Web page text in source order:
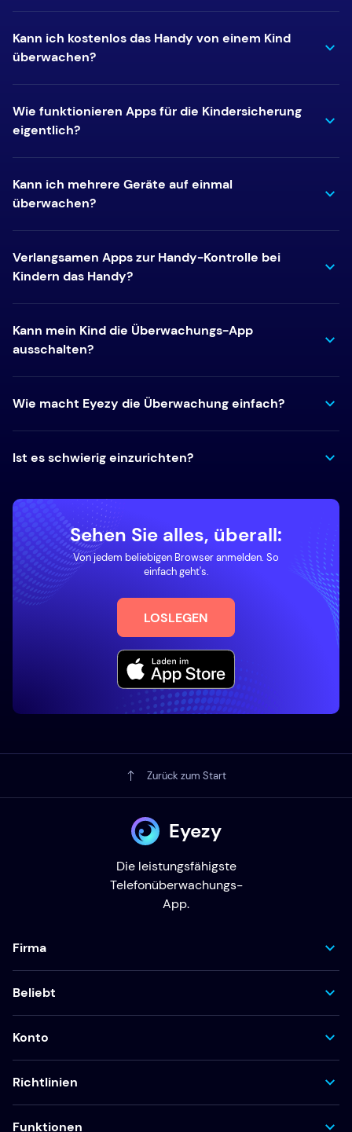
Kann ich kostenlos das Handy von einem Kind
überwachen?
Wie funktionieren Apps für die Kindersicherung
eigentlich?
Kann ich mehrere Geräte auf einmal
überwachen?
Verlangsamen Apps zur Handy-Kontrolle bei
Kindern das Handy?
Kann mein Kind die Überwachungs-App
ausschalten?
Wie macht Eyezy die Überwachung einfach?
Ist es schwierig einzurichten?
Sehen Sie alles, überall:
Von jedem beliebigen Browser anmelden. So
einfach geht's.
LOSLEGEN
Zurück zum Start
Eyezy
Die leistungsfähigste
Telefonüberwachungs-
App.
Firma
Beliebt
Konto
Richtlinien
Funktionen